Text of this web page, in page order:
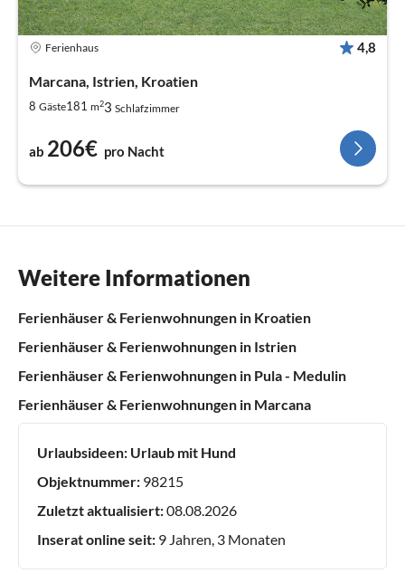
Ferienhaus 4,8
Marcana, Istrien, Kroatien
8 Gäste181 m23 Schlafzimmer
ab 206€ pro Nacht
Weitere Informationen
Ferienhäuser & Ferienwohnungen in Kroatien
Ferienhäuser & Ferienwohnungen in Istrien
Ferienhäuser & Ferienwohnungen in Pula - Medulin
Ferienhäuser & Ferienwohnungen in Marcana
Urlaubsideen: Urlaub mit Hund
Objektnummer: 98215
Zuletzt aktualisiert:08.08.2026
Inserat online seit: 9 Jahren, 3 Monaten